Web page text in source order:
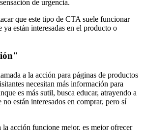
de urgencia.
que este tipo de CTA suele funcionar
ya están interesadas en el producto o
a la acción para páginas de productos
necesitan más información para
es más sutil, busca educar, atrayendo a
están interesados en comprar, pero sí
la acción funcione mejor, es mejor ofrecer